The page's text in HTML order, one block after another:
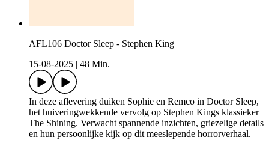
AFL106 Doctor Sleep - Stephen King
15-08-2025
48 Min.
In deze aflevering duiken Sophie en Remco in Doctor Sleep,
het huiveringwekkende vervolg op Stephen Kings klassieker
The Shining. Verwacht spannende inzichten, griezelige details
en hun persoonlijke kijk op dit meeslepende horrorverhaal.